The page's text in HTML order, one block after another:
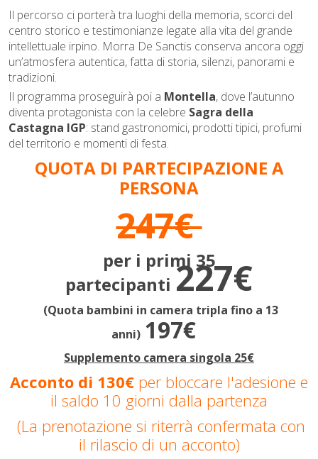
Il percorso ci porterà tra luoghi della memoria, scorci del
centro storico e testimonianze legate alla vita del grande
intellettuale irpino. Morra De Sanctis conserva ancora oggi
un’atmosfera autentica, fatta di storia, silenzi, panorami e
tradizioni.
Il programma proseguirà poi a Montella, dove l’autunno
diventa protagonista con la celebre Sagra della
Castagna IGP: stand gastronomici, prodotti tipici, profumi
del territorio e momenti di festa.
QUOTA DI PARTECIPAZIONE A
PERSONA
247€
per i primi 35
partecipanti 227€
(Quota bambini in camera tripla fino a 13
anni) 197€
Supplemento camera singola 25€
Acconto di 130€ per bloccare l'adesione e
il saldo 10 giorni dalla partenza
(La prenotazione si riterrà confermata con
il rilascio di un acconto)